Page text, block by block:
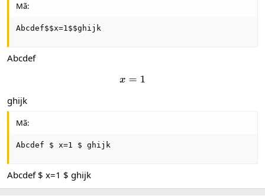
Mã:
Abcdef$$x=1$$ghijk
Abcdef
x=1
ghijk
Mã:
Abcdef $ x=1 $ ghijk
Abcdef $ x=1 $ ghijk